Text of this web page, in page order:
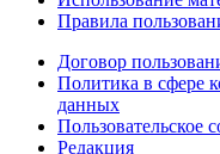
Правила
Договор
Политика в сфере
данных
Пользовательское
Редакция